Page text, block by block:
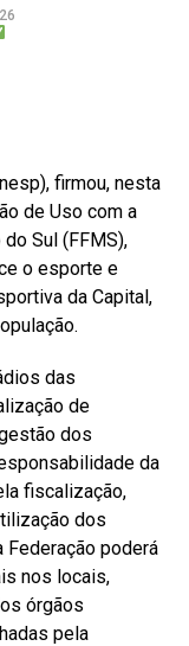
firmou, nesta
de Uso com a
Sul (FFMS),
o esporte e
da Capital,
das
de
dos
da
fiscalização,
dos
Federação poderá
nos locais,
órgãos
pela